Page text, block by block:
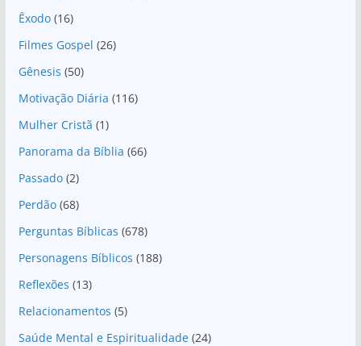
Êxodo(16)
Filmes Gospel (26)
Gênesis (50)
Motivação Diária (116)
Mulher Cristã (1)
Panorama da Bíblia (66)
Passado(2)
Perdão(68)
Perguntas Bíblicas (678)
Personagens Bíblicos (188)
Reflexões (13)
Relacionamentos (5)
Saúde Mental e Espiritualidade(24)